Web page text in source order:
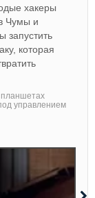
хакеры
Чумы и
запустить
которая
управлением